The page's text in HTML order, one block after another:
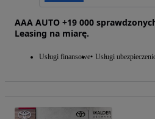
AAA AUTO +19 000
Leasing na miarę.
Usługi finansowe Usługi